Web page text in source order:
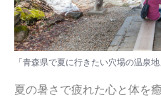
「青森県で夏に行きたい穴場の温泉
夏の暑さで疲れた心と体を